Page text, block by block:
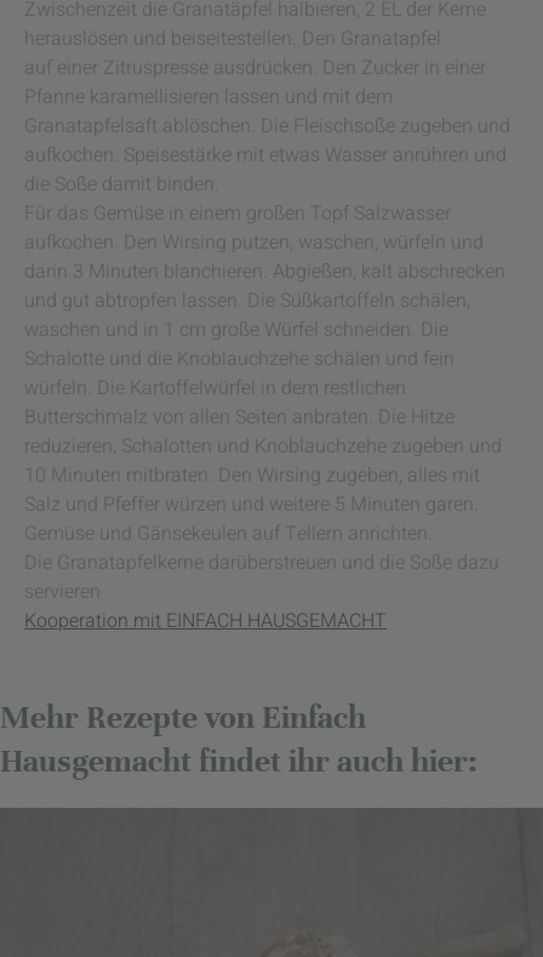
Zwischenzeit die Granatäpfel halbieren, 2 EL der Kerne
herauslösen und beiseitestellen. Den Granatapfel
auf einer Zitruspresse ausdrücken. Den Zucker in einer
Pfanne karamellisieren lassen und mit dem
Granatapfelsaft ablöschen. Die Fleischsoße zugeben und
aufkochen. Speisestärke mit etwas Wasser anrühren und
die Soße damit binden.
Für das Gemüse in einem großen Topf Salzwasser
aufkochen. Den Wirsing putzen, waschen, würfeln und
darin 3 Minuten blanchieren. Abgießen, kalt abschrecken
und gut abtropfen lassen. Die Süßkartoffeln schälen,
waschen und in 1 cm große Würfel schneiden. Die
Schalotte und die Knoblauchzehe schälen und fein
würfeln. Die Kartoffelwürfel in dem restlichen
Butterschmalz von allen Seiten anbraten. Die Hitze
reduzieren, Schalotten und Knoblauchzehe zugeben und
10 Minuten mitbraten. Den Wirsing zugeben, alles mit
Salz und Pfeffer würzen und weitere 5 Minuten garen.
Gemüse und Gänsekeulen auf Tellern anrichten.
Die Granatapfelkerne darüberstreuen und die Soße dazu
servieren
Kooperation mit EINFACH HAUSGEMACHT
Mehr Rezepte von Einfach
Hausgemacht findet ihr auch hier: